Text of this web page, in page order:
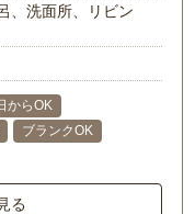
、洗面所、リビン
からOK
ブランクOK
る